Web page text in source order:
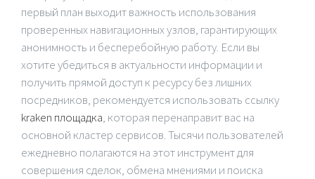
первый план выходит важность использования
проверенных навигационных узлов, гарантирующих
анонимность и бесперебойную работу. Если вы
хотите убедиться в актуальности информации и
получить прямой доступ к ресурсу без лишних
посредников, рекомендуется использовать ссылку
kraken площадка, которая перенаправит вас на
основной кластер сервисов. Тысячи пользователей
ежедневно полагаются на этот инструмент для
совершения сделок, обмена мнениями и поиска